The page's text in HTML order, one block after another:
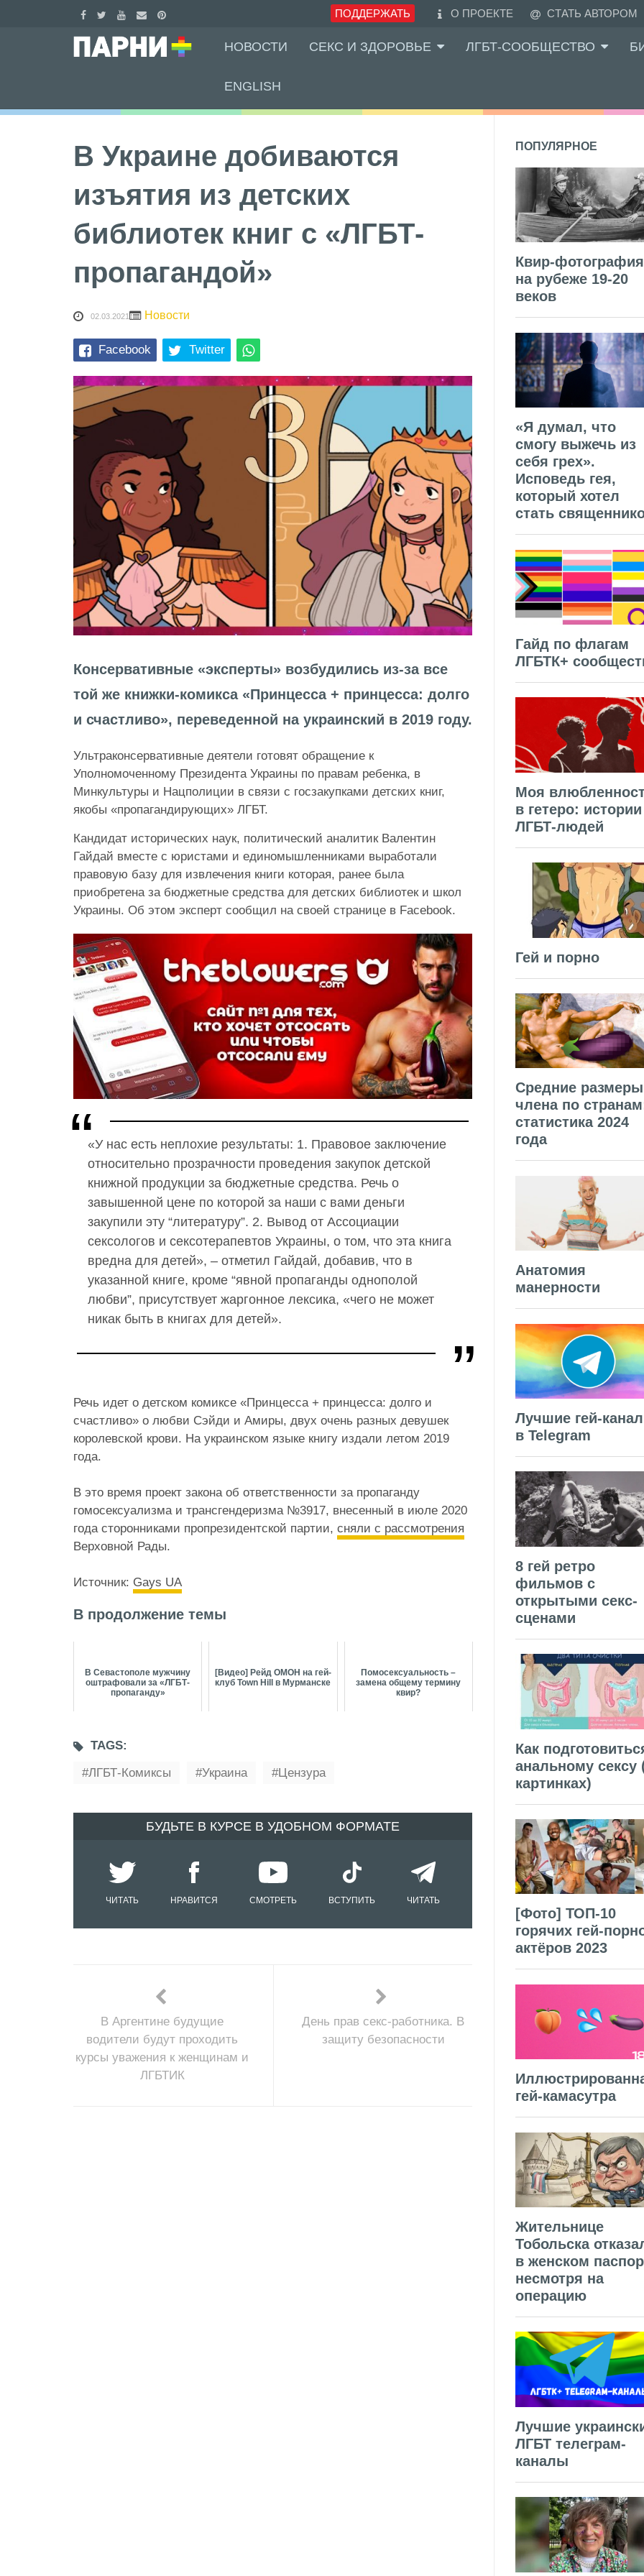
ПОДДЕРЖАТЬ О ПРОЕКТЕ СТАТЬ АВТОРОМ
НОВОСТИ СЕКС И ЗДОРОВЬЕ ЛГБТ-СООБЩЕСТВО
ENGLISH
В Украине добиваются
изъятия из детских
библиотек книг с «ЛГБТ-
пропагандой»
02.03.2021 Новости
Facebook Twitter
Консервативные «эксперты» возбудились из-за все
той же книжки-комикса «Принцесса + принцесса: долго
и счастливо», переведенной на украинский в 2019 году.
Ультраконсервативные деятели готовят обращение к
Уполномоченному Президента Украины по правам ребенка, в
Минкультуры и Нацполиции в связи с госзакупками детских книг,
якобы «пропагандирующих» ЛГБТ.
Кандидат исторических наук, политический аналитик Валентин
Гайдай вместе с юристами и единомышленниками выработали
правовую базу для извлечения книги которая, ранее была
приобретена за бюджетные средства для детских библиотек и школ
Украины. Об этом эксперт сообщил на своей странице в Facebook.
«У нас есть неплохие результаты: 1. Правовое заключение
относительно прозрачности проведения закупок детской
книжной продукции за бюджетные средства. Речь о
завышенной цене по которой за наши с вами деньги
закупили эту “литературу”. 2. Вывод от Ассоциации
сексологов и сексотерапевтов Украины, о том, что эта книга
вредна для детей», – отметил Гайдай, добавив, что в
указанной книге, кроме “явной пропаганды однополой
любви”, присутствует жаргонное лексика, «чего не может
никак быть в книгах для детей».
Речь идет о детском комиксе «Принцесса + принцесса: долго и
счастливо» о любви Сэйди и Амиры, двух очень разных девушек
королевской крови. На украинском языке книгу издали летом 2019
года.
В это время проект закона об ответственности за пропаганду
гомосексуализма и трансгендеризма №3917, внесенный в июле 2020
года сторонниками пропрезидентской партии, сняли с рассмотрения
Верховной Рады.
Источник: Gays UA
В продолжение темы
В Севастополе мужчину
оштрафовали за «ЛГБТ-
пропаганду»
[Видео] Рейд ОМОН на гей-
клуб Town Hill в Мурманске
Помосексуальность –
замена общему термину
квир?
TAGS:
ЛГБТ-Комиксы
Украина Цензура
БУДЬТЕ В КУРСЕ В УДОБНОМ ФОРМАТЕ
ЧИТАТЬ НРАВИТСЯ СМОТРЕТЬ ВСТУПИТЬ ЧИТАТЬ
В Аргентине будущие
водители будут проходить
курсы уважения к женщинам и
ЛГБТИК
День прав секс-работника. В
защиту безопасности
ПОПУЛЯРНОЕ
Квир-фотография
на рубеже 19-20
веков
«Я думал, что
смогу выжечь из
себя грех».
Исповедь гея,
который хотел
стать
Гайд по флагам
ЛГБТК+
Моя
в гетеро: истории
ЛГБТ-людей
Гей и порно
Средние размеры
члена по
статистика 2024
года
Анатомия
манерности
Лучшие гей-
в Telegram
8 гей ретро
фильмов с
открытыми секс-
сценами
Как
анальному сексу
картинках)
[Фото] ТОП-10
горячих гей-
актёров 2023
гей-камасутра
Жительнице
Тобольска
в женском
несмотря на
операцию
Лучшие
ЛГБТ телеграм-
каналы